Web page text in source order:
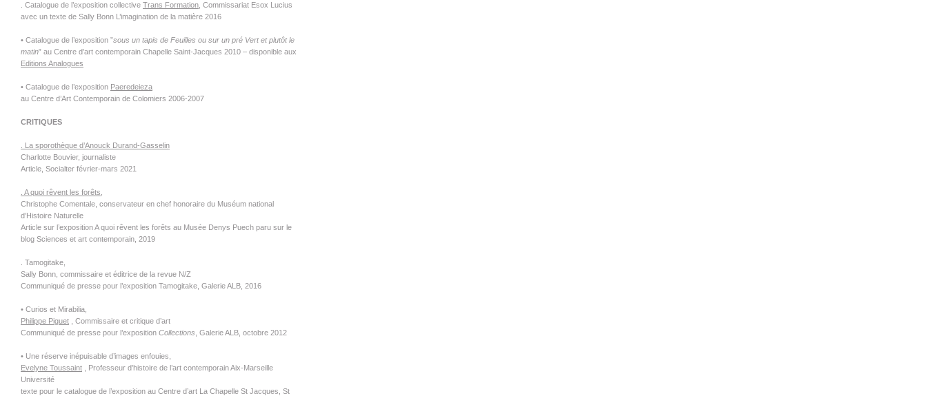
. Catalogue de l’exposition collective Trans Formation , Commissariat Esox Lucius
avec un texte de Sally Bonn L’imagination de la matière 2016
• Catalogue de l’exposition ”sous un tapis de Feuilles ou sur un pré Vert et plutôt le
matin” au Centre d’art contemporain Chapelle Saint-Jacques 2010 – disponible aux
Editions Analogues
• Catalogue de l’exposition Paeredeieza
au Centre d’Art Contemporain de Colomiers 2006-2007
CRITIQUES
. La sporothèque d’Anouck Durand-Gasselin
Charlotte Bouvier, journaliste
Article, Socialter février-mars 2021
. A quoi rêvent les forêts,
Christophe Comentale, conservateur en chef honoraire du Muséum national
d’Histoire Naturelle
Article sur l’exposition A quoi rêvent les forêts au Musée Denys Puech paru sur le
blog Sciences et art contemporain, 2019
. Tamogitake,
Sally Bonn, commissaire et éditrice de la revue N/Z
Communiqué de presse pour l’exposition Tamogitake, GalerieALB , 2016
• Curios et Mirabilia,
Philippe Piguet , Commissaire et critique d’art
Communiqué de presse pour l’exposition Collections , GalerieALB , octobre 2012
• Une réserve inépuisable d’images enfouies,
Evelyne Toussaint , Professeur d’histoire de l’art contemporain Aix-Marseille
Université
texte pour le catalogue de l’exposition au Centre d’art La Chapelle St Jacques, St